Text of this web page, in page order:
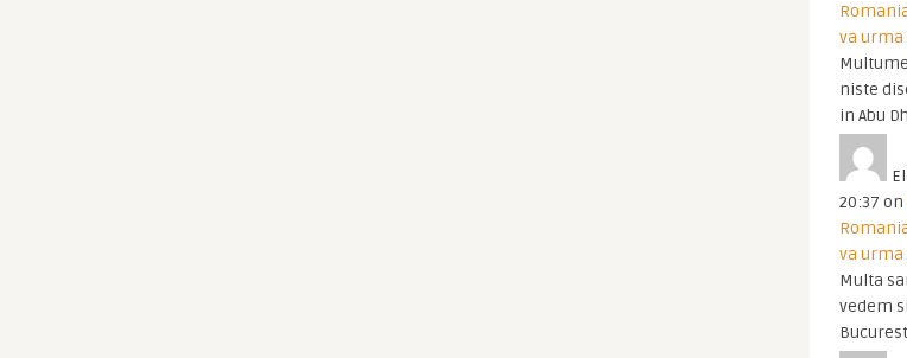
va urma
niste
in Abu
20:37 on
va urma
Multa
vedem